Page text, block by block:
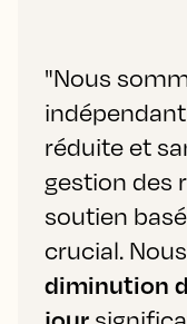
"Nous
réduite et
gestion des
soutien
crucial.
diminution